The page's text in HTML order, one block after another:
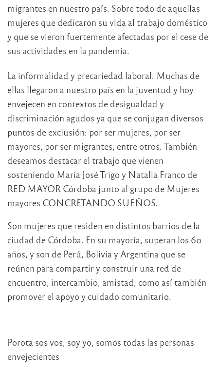
migrantes en nuestro país. Sobre todo de aquellas
mujeres que dedicaron su vida al trabajo doméstico
y que se vieron fuertemente afectadas por el cese de
sus actividades en la pandemia.
La informalidad y precariedad laboral. Muchas de
ellas llegaron a nuestro país en la juventud y hoy
envejecen en contextos de desigualdad y
discriminación agudos ya que se conjugan diversos
puntos de exclusión: por ser mujeres, por ser
mayores, por ser migrantes, entre otros. También
deseamos destacar el trabajo que vienen
sosteniendo María José Trigo y Natalia Franco de
RED MAYOR Córdoba junto al grupo de Mujeres
mayores CONCRETANDO SUEÑOS.
Son mujeres que residen en distintos barrios de la
ciudad de Córdoba. En su mayoría, superan los 60
años, y son de Perú, Bolivia y Argentina que se
reúnen para compartir y construir una red de
encuentro, intercambio, amistad, como así también
promover el apoyo y cuidado comunitario.
Porota sos vos, soy yo, somos todas las personas
envejecientes